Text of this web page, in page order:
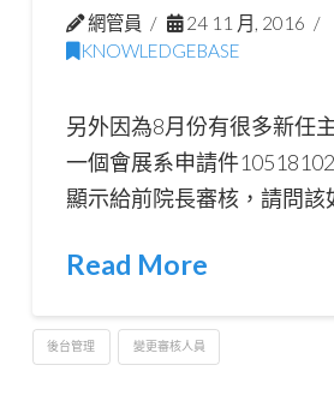
網管員
24 11 月, 2016
KNOWLEDGEBASE
另外因為8月份有很多新任
一個會展系申請件
顯示給前院長審核，請問該
Read More
後台管理 變更審核人員